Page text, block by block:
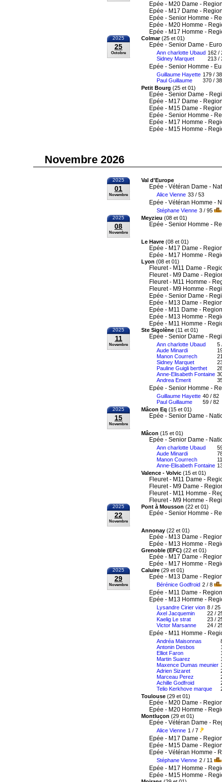
Epée - M20 Dame -
Epée - M17 Dame -
Epée - Senior Homme -
Epée - M20 Homme -
Epée - M17 Homme -
2025
25
Octobre
Colmar(25 et 01)
Epée - Senior Dame -
Ann charlotte Ubaud
Sidney Marquet
162 /
213 /
Epée - Senior Homme -
Guillaume Hayette
Paul Guillaume
179 /
370 /
Petit Bourg (25 et 01)
Epée - Senior Dame -
Epée - M17 Dame -
Epée - M15 Dame -
Epée - Senior Homme -
Epée - M17 Homme -
Epée - M15 Homme -
Novembre 2026
2025
01
Novembre
Val d'Europe
Epée - Vétéran Dame -
Alice Vienne 33 / 53
Epée - Vétéran Homme -
Stéphane Vienne 3 / 95
2025
08
Novembre
Meyzieu (08 et 01)
Epée - Senior Homme -
Le Havre (08 et 01)
Epée - M17 Dame -
Epée - M17 Homme -
Lyon (08 et 01)
Fleuret - M11 Dame -
Fleuret - M9 Dame -
Fleuret - M11 Homme -
Fleuret - M9 Homme -
Epée - Senior Dame -
Epée - M13 Dame -
Epée - M11 Dame -
Epée - M13 Homme -
Epée - M11 Homme -
2025
11
Novembre
Ste Sigolène (11 et 01)
Epée - Senior Dame -
Ann charlotte Ubaud
Aude Minardi
Manon Courrech
Sidney Marquet
Pauline Guigli berthet
Anne-Elisabeth Fontaine
Andrea Emerit
5
Epée - Senior Homme -
Guillaume Hayette
Paul Guillaume
40 / 82
59 / 82
2025
15
Novembre
Mâcon Eq (15 et 01)
Epée - Senior Dame -
Mâcon (15 et 01)
Epée - Senior Dame -
Ann charlotte Ubaud
Aude Minardi
Manon Courrech
Anne-Elisabeth Fontaine
Valence - Volvic (15 et 01)
Fleuret - M11 Dame -
Fleuret - M9 Dame -
Fleuret - M11 Homme -
Fleuret - M9 Homme -
2025
22
Novembre
Pont à Mousson (22 et 01)
Epée - Senior Homme -
Annonay (22 et 01)
Epée - M13 Dame -
Epée - M13 Homme -
Grenoble (EFC) (22 et 01)
Epée - M17 Dame -
Epée - M17 Homme -
2025
29
Novembre
Caluire (29 et 01)
Epée - M13 Dame -
Bérénice Godfroid 2 / 8
Epée - M11 Dame -
Epée - M13 Homme -
Lysandre Cirier vion
Axel Jacquemin
Kaelig Le strat
Victor Marsanne
8 / 25
22 /
23 /
24 /
Epée - M11 Homme -
Andréa Maisonnas
Antonin Desbos
Elliot Faron
Martin Suarez
Maxence Dumas meunier
Adrien Sizaret
Marceau Perez
Achille Godfroid
Telio Kerkhove marque
Toulouse (29 et 01)
Epée - M20 Dame -
Epée - M20 Homme -
Montluçon (29 et 01)
Epée - Vétéran Dame -
Alice Vienne 1 / 7
Epée - M17 Dame -
Epée - M15 Dame -
Epée - Vétéran Homme -
Stéphane Vienne 2 / 11
Epée - M17 Homme -
Epée - M15 Homme -